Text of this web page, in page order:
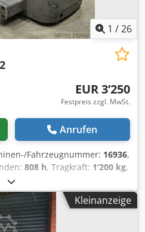
1 /26
EUR 3’250
Festpreis zzgl. MwSt.
Anrufen
Fahrzeugnummer: 16936,
808 h, Tragkraft: 1’200 kg,
Simplex, Bauhöhe:1’700
V, Gabellänge: 1’200 mm,
Seriennummer:
110 Ah, Baujahr: 2019
Kleinanzeige